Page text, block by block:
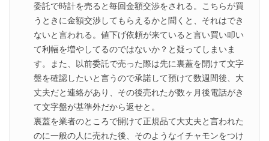
委託で時計を売ると毎回金額交渉をされる。こちらが買
うときに金額交渉してもらえるかと聞くと、それはでき
ないと言われる。値下げ依頼が来ていると言い買い叩い
て利幅を増やしてるのではないか？と疑ってしまいま
す。また、以前委託で売った際は先に裏蓋を開けて文字
盤を確認したいと言うので承諾して預けて数週間後、大
丈夫だと連絡があり、その後売れたが数ヶ月後電話がき
て文字盤が基準外だから返せと。
裏蓋を業者のところで開けて正規品て大丈夫と言われた
のに一般の人に売れた後、そのようなイチャモンをつけ